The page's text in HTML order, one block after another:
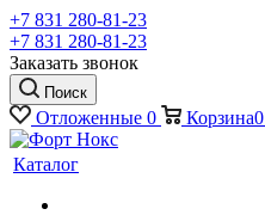
+7 831 280-81-23
+7 831 280-81-23
Заказать звонок
Поиск
Отложенные 0 Корзина0
Каталог